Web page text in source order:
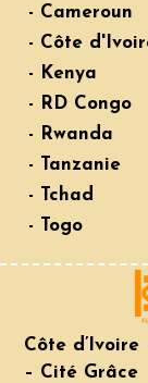
- Cameroun
- Côte
- Kenya
- RD Congo
- Rwanda
- Tanzanie
- Tchad
- Togo
Côte
– Cité Grâce